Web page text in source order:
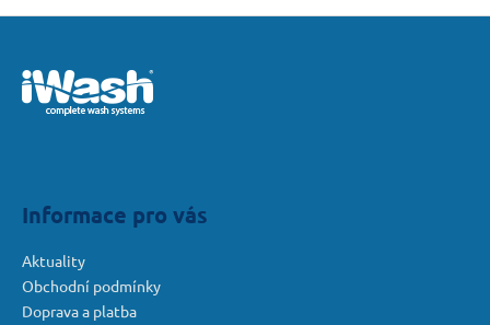
r
č
u
j
Informace pro vás
Aktuality
Obchodní podmínky
Doprava a platba